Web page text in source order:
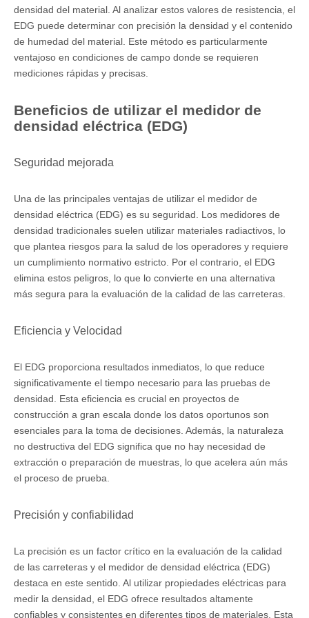
densidad del material. Al analizar estos valores de resistencia, el
EDG puede determinar con precisión la densidad y el contenido
de humedad del material. Este método es particularmente
ventajoso en condiciones de campo donde se requieren
mediciones rápidas y precisas.
Beneficios de utilizar el medidor de
densidad eléctrica (EDG)
Seguridad mejorada
Una de las principales ventajas de utilizar el medidor de
densidad eléctrica (EDG) es su seguridad. Los medidores de
densidad tradicionales suelen utilizar materiales radiactivos, lo
que plantea riesgos para la salud de los operadores y requiere
un cumplimiento normativo estricto. Por el contrario, el EDG
elimina estos peligros, lo que lo convierte en una alternativa
más segura para la evaluación de la calidad de las carreteras.
Eficiencia y Velocidad
El EDG proporciona resultados inmediatos, lo que reduce
significativamente el tiempo necesario para las pruebas de
densidad. Esta eficiencia es crucial en proyectos de
construcción a gran escala donde los datos oportunos son
esenciales para la toma de decisiones. Además, la naturaleza
no destructiva del EDG significa que no hay necesidad de
extracción o preparación de muestras, lo que acelera aún más
el proceso de prueba.
Precisión y confiabilidad
La precisión es un factor crítico en la evaluación de la calidad
de las carreteras y el medidor de densidad eléctrica (EDG)
destaca en este sentido. Al utilizar propiedades eléctricas para
medir la densidad, el EDG ofrece resultados altamente
confiables y consistentes en diferentes tipos de materiales. Esta